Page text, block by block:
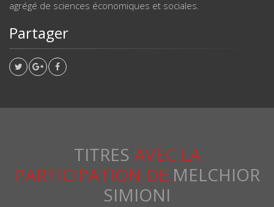
agrégé de sciences économiques et sociales.
Partager
TITRES AVEC LA
PARTICIPATION DE MELCHIOR
SIMIONI